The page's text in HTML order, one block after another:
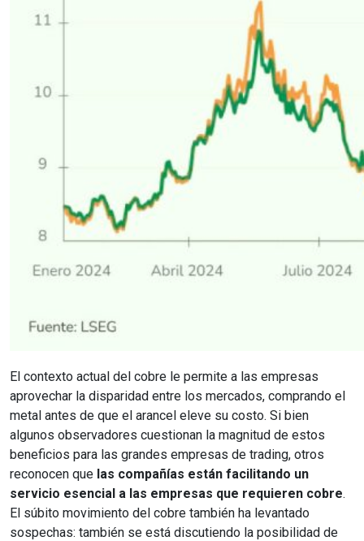
El contexto actual del cobre le permite a las empresas
aprovechar la disparidad entre los mercados, comprando el
metal antes de que el arancel eleve su costo. Si bien
algunos observadores cuestionan la magnitud de estos
beneficios para las grandes empresas de trading, otros
reconocen que las compañías están facilitando un
servicio esencial a las empresas que requieren cobre.
El súbito movimiento del cobre también ha levantado
sospechas: también se está discutiendo la posibilidad de